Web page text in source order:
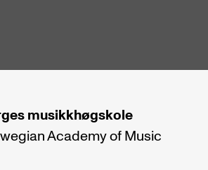
musikkhøgskole
Academy of Music